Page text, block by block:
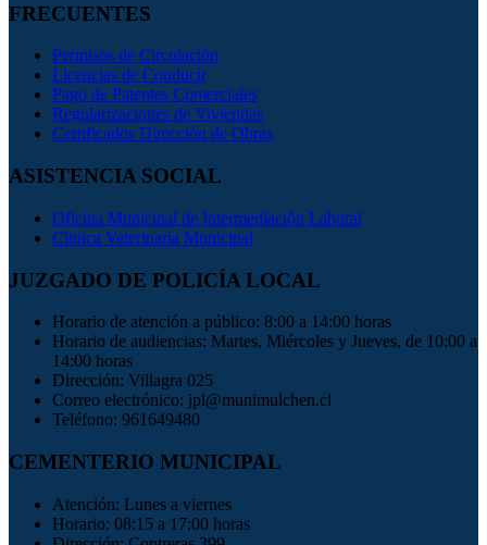
FRECUENTES
Permisos de Circulación
Licencias de Conducir
Pago de Patentes Comerciales
Regularizaciones de Viviendas
Certificados Dirección de Obras
ASISTENCIA SOCIAL
Oficina Municipal de Intermediación Laboral
Clinica Veterinaria Municipal
JUZGADO DE POLICÍA LOCAL
Horario de atención a público: 8:00 a 14:00 horas
Horario de audiencias: Martes, Miércoles y Jueves, de 10:00 a
14:00 horas
Dirección: Villagra 025
Correo electrónico: jpl@munimulchen.cl
Teléfono: 961649480
CEMENTERIO MUNICIPAL
Atención: Lunes a viernes
Horario: 08:15 a 17:00 horas